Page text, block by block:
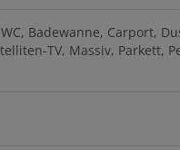
Badewanne Carport
TV Massiv Parkett